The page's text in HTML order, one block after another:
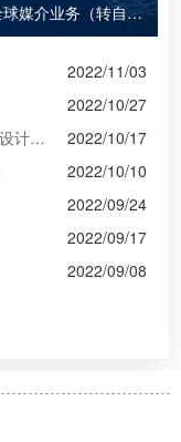
耐克比稿结果揭晓，OMD赢得Burberry全球媒介业务（转自广告狂人日报）
2022/11/03
2022/10/27
2022/10/17
签约杭州康洁公司摄影、产品摄影、画册设计制作
2022/10/10
2022/09/24
2022/09/17
2022/09/08